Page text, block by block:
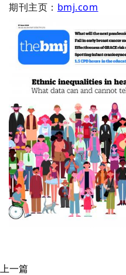
期刊主页： bmj.com
上一篇